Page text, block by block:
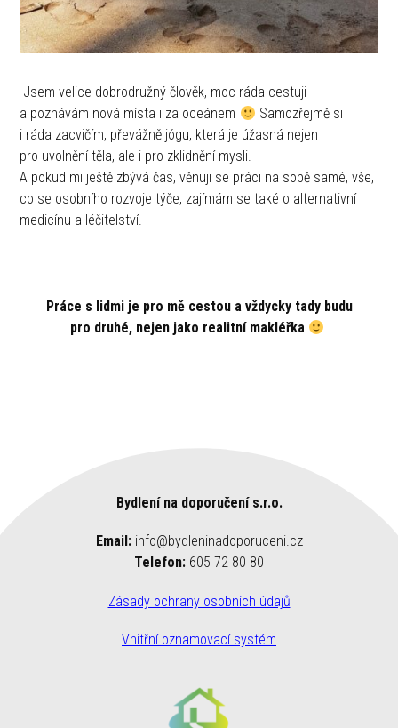
Jsem velice dobrodružný člověk, moc ráda cestuji
a poznávám nová místa i za oceánem
Samozřejmě si
i ráda zacvičím, převážně jógu, která je úžasná nejen
pro uvolnění těla, ale i pro zklidnění mysli.
A pokud mi ještě zbývá čas, věnuji se práci na sobě samé, vše,
co se osobního rozvoje týče, zajímám se také o alternativní
medicínu a léčitelství.
Práce s lidmi je pro mě cestou a vždycky tady budu
pro druhé, nejen jako realitní makléřka
Bydlení na doporučení s.r.o.
Email:info@bydleninadoporuceni.cz
Telefon: 605 72 80 80
Zásady ochrany osobních údajů
Vnitřní oznamovací systém